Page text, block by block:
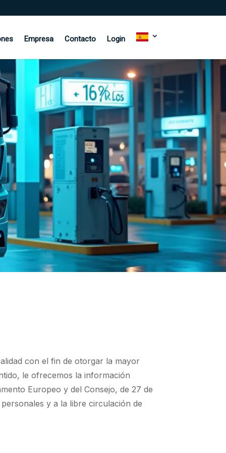
Empresa Contacto Login
con el fin de otorgar la mayor
le ofrecemos la información
Europeo y del Consejo, de 27 de
y a la libre circulación de